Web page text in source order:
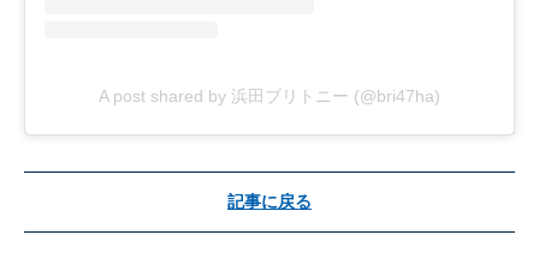
A post shared by 浜田ブリトニー (@bri47ha)
記事に戻る